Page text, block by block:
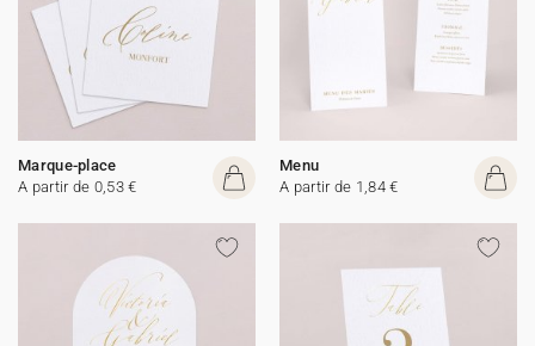
Marque-place
A partir de 0,53 €
Menu
A partir de 1,84 €